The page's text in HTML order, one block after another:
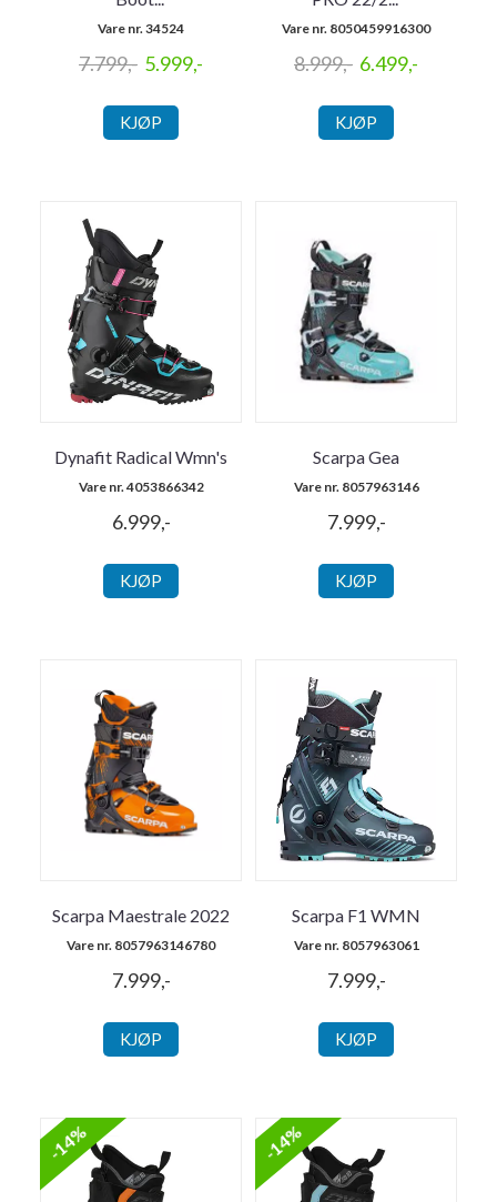
Vare nr. 34524
7.799,- 5.999,-
KJØP
Vare nr. 8050459916300
8.999,- 6.499,-
KJØP
Dynafit Radical Wmn's
Vare nr. 4053866342
6.999,-
KJØP
Scarpa Gea
Vare nr. 8057963146
7.999,-
KJØP
Scarpa Maestrale 2022
Vare nr. 8057963146780
7.999,-
KJØP
Scarpa F1 WMN
Vare nr. 8057963061
7.999,-
KJØP
-14% -14%